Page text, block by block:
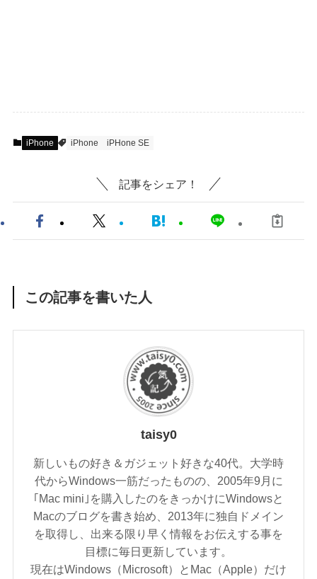
iPhone iPhone iPHone SE
記事をシェア！
この記事を書いた人
taisy0
新しいもの好き＆ガジェット好きな40代。大学時
代からWindows一筋だったものの、2005年9月に
｢Mac mini｣を購入したのをきっかけにWindowsと
Macのブログを書き始め、2013年に独自ドメイン
を取得し、出来る限り早く情報をお伝えする事を
目標に毎日更新しています。
現在はWindows（Microsoft）とMac（Apple）だけ